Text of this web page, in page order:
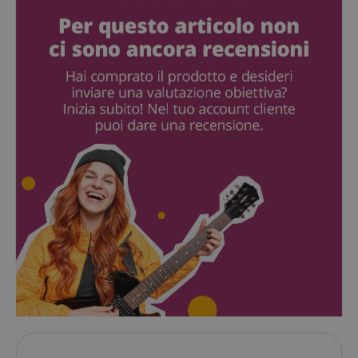
sid www.kirstein.it
FPGSID
Google Privacy Policy